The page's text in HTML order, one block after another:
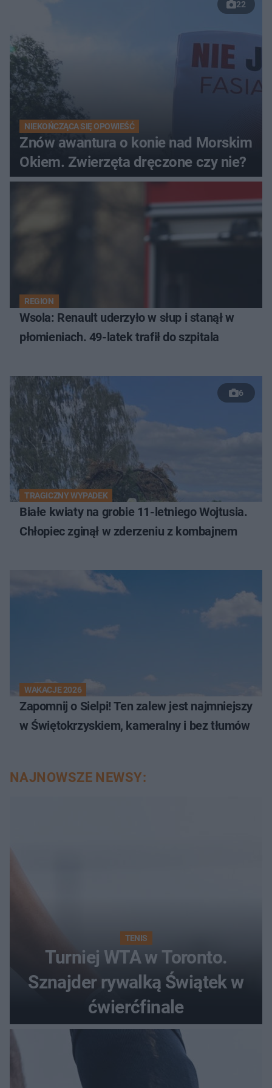
22
NIEKOŃCZĄCA SIĘ OPOWIEŚĆ
Znów awantura o konie nad Morskim
Okiem. Zwierzęta dręczone czy nie?
REGION
Wsola: Renault uderzyło w słup i stanął w
płomieniach. 49-latek trafił do szpitala
6
TRAGICZNY WYPADEK
Białe kwiaty na grobie 11-letniego Wojtusia.
Chłopiec zginął w zderzeniu z kombajnem
WAKACJE 2026
Zapomnij o Sielpi! Ten zalew jest najmniejszy
w Świętokrzyskiem, kameralny i bez tłumów
NAJNOWSZE NEWSY:
TENIS
Turniej WTA w Toronto.
Sznajder rywalką Świątek w
ćwierćfinale